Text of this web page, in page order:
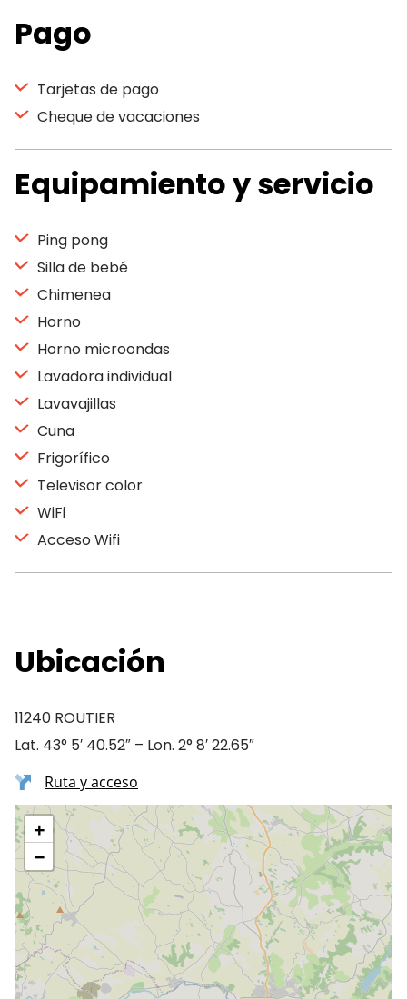
Pago
Tarjetas de pago
Cheque de vacaciones
Equipamiento y servicio
Ping pong
Silla de bebé
Chimenea
Horno
Horno microondas
Lavadora individual
Lavavajillas
Cuna
Frigorífico
Televisor color
WiFi
Acceso Wifi
Ubicación
11240 ROUTIER
Lat. 43° 5′ 40.52″ – Lon. 2° 8′ 22.65″
Ruta y acceso
+
−